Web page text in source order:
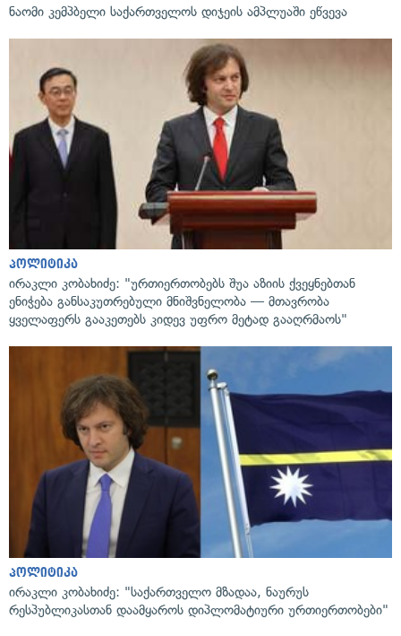
ნაომი კემპბელი საქართველოს დიჯეის ამპლუაში ეწვევა
პოლიტიკა
ირაკლი კობახიძე: "ურთიერთობებს შუა აზიის ქვეყნებთან
ენიჭება განსაკუთრებული მნიშვნელობა — მთავრობა
ყველაფერს გააკეთებს კიდევ უფრო მეტად გააღრმაოს"
პოლიტიკა
ირაკლი კობახიძე: "საქართველო მზადაა, ნაურუს
რესპუბლიკასთან დაამყაროს დიპლომატიური ურთიერთობები"